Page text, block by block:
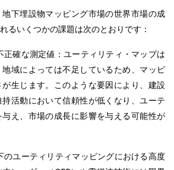
下埋設物マッピング市場の世界市場の成
るいくつかの課題は次のとおりです：
正確な測定値：ユーティリティ・マップは
域によっては不足しているため、マッピ
生じます。このような要因により、建設
活動において信頼性が低くなり、ユーテ
え、市場の成長に影響を与える可能性が
のユーティリティマッピングにおける高度